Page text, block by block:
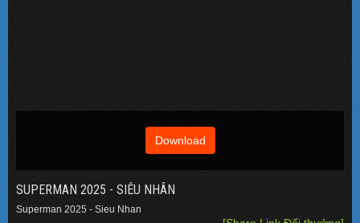
Download
SUPERMAN 2025 - SIÊU NHÂN
Superman 2025 - Sieu Nhan